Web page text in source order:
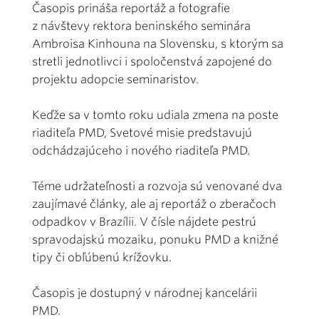
Časopis prináša reportáž a fotografie
z návštevy rektora beninského seminára
Ambroisa Kinhouna na Slovensku, s ktorým sa
stretli jednotlivci i spoločenstvá zapojené do
projektu adopcie seminaristov.
Keďže sa v tomto roku udiala zmena na poste
riaditeľa PMD, Svetové misie predstavujú
odchádzajúceho i nového riaditeľa PMD.
Téme udržateľnosti a rozvoja sú venované dva
zaujímavé články, ale aj reportáž o zberačoch
odpadkov v Brazílii. V čísle nájdete pestrú
spravodajskú mozaiku, ponuku PMD a knižné
tipy či obľúbenú krížovku.
Časopis je dostupný v národnej kancelárii
PMD.